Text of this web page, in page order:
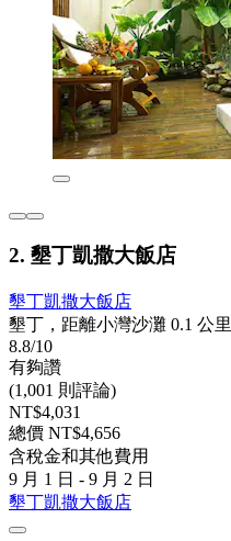
2. 墾丁凱撒大飯店
墾丁凱撒大飯店
墾丁，距離小灣沙灘 0.1 公里
8.8/10
有夠讚
(1,001 則評論)
NT$4,031
總價 NT$4,656
含稅金和其他費用
9 月 1 日 - 9 月 2 日
墾丁凱撒大飯店